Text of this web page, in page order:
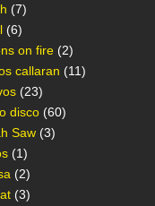
(7)
(6)
on fire (2)
callaran (11)
(23)
disco (60)
Saw (3)
(1)
(2)
(3)